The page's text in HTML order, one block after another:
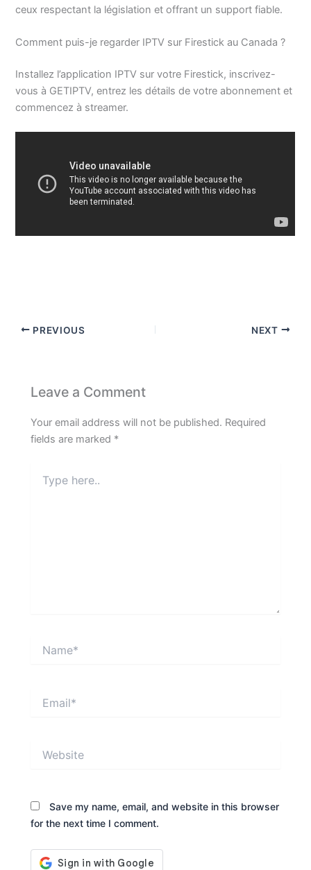
ceux respectant la législation et offrant un support fiable.
Comment puis-je regarder IPTV sur Firestick au Canada ?
Installez l’application IPTV sur votre Firestick, inscrivez-
vous à GETIPTV, entrez les détails de votre abonnement et
commencez à streamer.
PREVIOUS NEXT
Leave a Comment
Your email address will not be published. Required
fields are marked *
here..
Save my name, email, and website in this browser
for the next time I comment.